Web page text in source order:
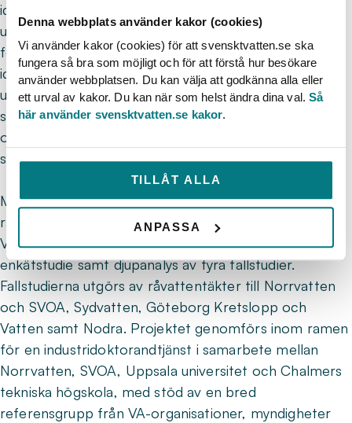
Denna webbplats använder kakor (cookies)
Vi använder kakor (cookies) för att svensktvatten.se ska
fungera så bra som möjligt och för att förstå hur besökare
använder webbplatsen. Du kan välja att godkänna alla eller
ett urval av kakor. Du kan när som helst ändra dina val.Så
här använder svensktvatten.se kakor.
TILLÅT ALLA
ANPASSA
identifiera yttre ramar och förutsättningar som styr
uppströmsarbetet i Sverige, 2) utveckla en metodik
för effektivt uppströmsarbete. I delmål 2 ingår att
identifiera kritiska framgångsfaktorer och hinder för
uppströmsarbete, liksom utveckla en metodik och
stöd för hur nyttan av råvattenskydd kan värderas,
och argumenteras för, i relation till andra
samhällsintressen.
Metodiken grundar sig i en litteraturstudie av yttre
ramar (t.ex. lagar och praxis) samt erfarenheter från
VA-organisationer i Sverige genom en intervjubaserad
enkätstudie samt djupanalys av fyra fallstudier.
Fallstudierna utgörs av råvattentäkter till Norrvatten
och SVOA, Sydvatten, Göteborg Kretslopp och
Vatten samt Nodra. Projektet genomförs inom ramen
för en industridoktorandtjänst i samarbete mellan
Norrvatten, SVOA, Uppsala universitet och Chalmers
tekniska högskola, med stöd av en bred
referensgrupp från VA-organisationer, myndigheter